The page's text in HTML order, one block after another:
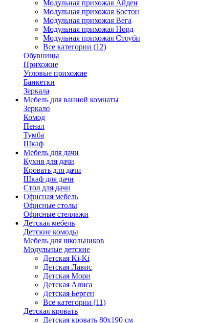
Модульная прихожая Айден
Модульная прихожая Бостон
Модульная прихожая Вега
Модульная прихожая Норд
Модульная прихожая Стоуби
Все категории (12)
Обувницы
Прихожие
Угловые прихожие
Банкетки
Зеркала
Мебель для ванной комнаты
Зеркало
Комод
Пенал
Тумба
Шкаф
Мебель для дачи
Кухня для дачи
Кровать для дачи
Шкаф для дачи
Стол для дачи
Офисная мебель
Офисные столы
Офисные стеллажи
Детская мебель
Детские комоды
Мебель для школьников
Модульные детские
Детская Ki-Ki
Детская Лавис
Детская Мори
Детская Алиса
Детская Берген
Все категории (11)
Детская кровать
Детская кровать 80х190 см